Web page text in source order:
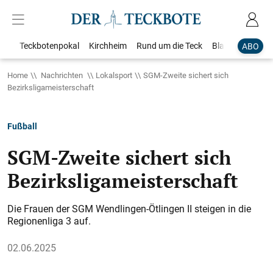
ABO
Teckbotenpokal Kirchheim Rund um die Teck Blaulicht
Home Nachrichten Lokalsport
SGM-Zweite sichert sich
Bezirksligameisterschaft
Fußball
SGM-Zweite sichert sich
Bezirksligameisterschaft
Die Frauen der SGM Wendlingen-Ötlingen II steigen in die
Regionenliga 3 auf.
02.06.2025